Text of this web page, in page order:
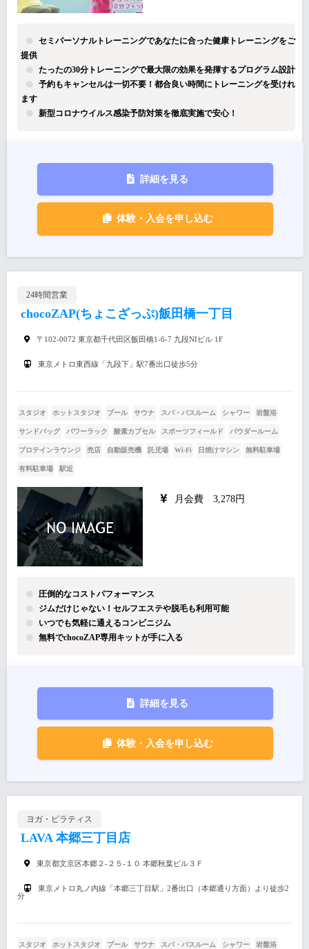
セミパーソナルトレーニングであなたに合った健康トレーニングをご
提供
たったの30分トレーニングで最大限の効果を発揮するプログラム設計
予約もキャンセルは一切不要！都合良い時間にトレーニングを受けれ
ます
新型コロナウイルス感染予防対策を徹底実施で安心！
詳細を見る
体験・入会を申し込む
24時間営業
chocoZAP(ちょこざっぷ)飯田橋一丁目
〒102-0072 東京都千代田区飯田橋1-6-7 九段NIビル 1F
東京メトロ東西線「九段下」駅7番出口徒歩5分
スタジオ ホットスタジオ プール サウナ スパ・バスルーム シャワー 岩盤浴
サンドバッグ パワーラック 酸素カプセル スポーツフィールド パウダールーム
プロテインラウンジ 売店 自動販売機 託児場 Wi-Fi 日焼けマシン 無料駐車場
有料駐車場 駅近
月会費 3,278円
圧倒的なコストパフォーマンス
ジムだけじゃない！セルフエステや脱毛も利用可能
いつでも気軽に通えるコンビニジム
無料でchocoZAP専用キットが手に入る
詳細を見る
体験・入会を申し込む
ヨガ・ピラティス
LAVA 本郷三丁目店
東京都文京区本郷２-２５-１０ 本郷秋葉ビル３Ｆ
東京メトロ丸ノ内線「本郷三丁目駅」2番出口（本郷通り方面）より徒歩2
分
スタジオ ホットスタジオ プール サウナ スパ・バスルーム シャワー 岩盤浴